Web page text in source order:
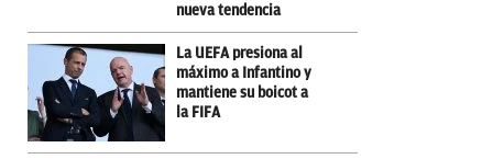
nueva tendencia
La UEFA presiona al
máximo a Infantino y
mantiene su boicot a
la FIFA